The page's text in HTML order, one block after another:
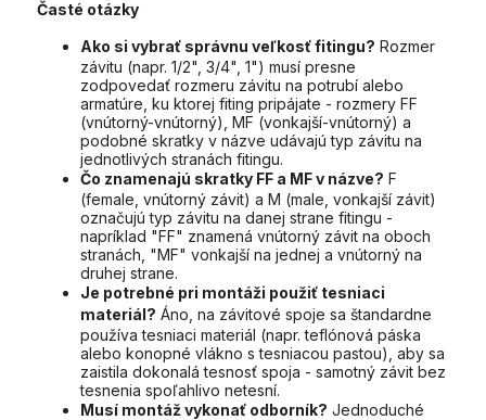
Časté otázky
Ako si vybrať správnu veľkosť fitingu? Rozmer
závitu (napr. 1/2", 3/4", 1") musí presne
zodpovedať rozmeru závitu na potrubí alebo
armatúre, ku ktorej fiting pripájate - rozmery FF
(vnútorný-vnútorný), MF (vonkajší-vnútorný) a
podobné skratky v názve udávajú typ závitu na
jednotlivých stranách fitingu.
Čo znamenajú skratky FF a MF v názve? F
(female, vnútorný závit) a M (male, vonkajší závit)
označujú typ závitu na danej strane fitingu -
napríklad "FF" znamená vnútorný závit na oboch
stranách, "MF" vonkajší na jednej a vnútorný na
druhej strane.
Je potrebné pri montáži použiť tesniaci
materiál? Áno, na závitové spoje sa štandardne
používa tesniaci materiál (napr. teflónová páska
alebo konopné vlákno s tesniacou pastou), aby sa
zaistila dokonalá tesnosť spoja - samotný závit bez
tesnenia spoľahlivo netesní.
Musí montáž vykonať odborník? Jednoduché